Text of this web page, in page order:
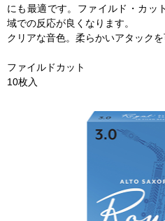
にも最適です。ファイルド・カッ
域での反応が良くなります。
クリアな音色。柔らかいアタックを
ファイルドカット
10枚入